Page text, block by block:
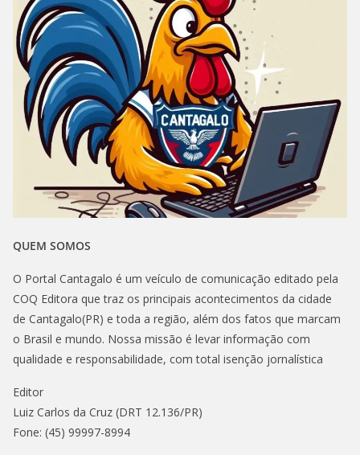
QUEM SOMOS
O Portal Cantagalo é um veículo de comunicação editado pela
COQ Editora que traz os principais acontecimentos da cidade
de Cantagalo(PR) e toda a região, além dos fatos que marcam
o Brasil e mundo. Nossa missão é levar informação com
qualidade e responsabilidade, com total isenção jornalística
Editor
Luiz Carlos da Cruz (DRT 12.136/PR)
Fone: (45) 99997-8994